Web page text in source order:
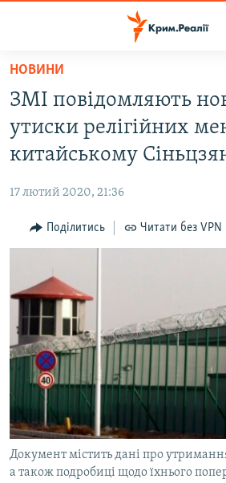
Перейти
основного
матеріалу
Перейти
до
основної
Перейти
до
ВІДЕО ТА ФОТО
БЛОГИ
ПОГЛЯД
ВСЕ ЗА ДЕНЬ
СПЕЦПРОЕКТИ
ДЕПОРТАЦІЯ
ВІДЕОУРОКИ «ELIFBE»
СВІДЧЕННЯ ОКУПАЦІЇ
УКРАЇНСЬКА ПРОБЛЕМА КРИМУ
ІНФОГРАФІКА
ЯК ОБІЙТИ БЛОКУВАННЯ
Русский
Qırımtatar
ДОЛУЧАЙСЯ!
НОВИНИ
ЗМІ повідомляють
утиски релігійних
китайському
17 лютий 2020, 21:36
Поділитись Читати без VPN
Документ містить дані про
а також подробиці щодо їхнього